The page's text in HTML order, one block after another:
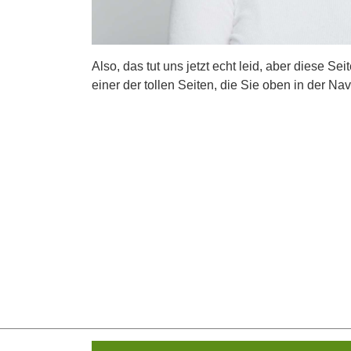
Also, das tut uns jetzt echt leid, aber diese
einer der tollen Seiten, die Sie oben in der